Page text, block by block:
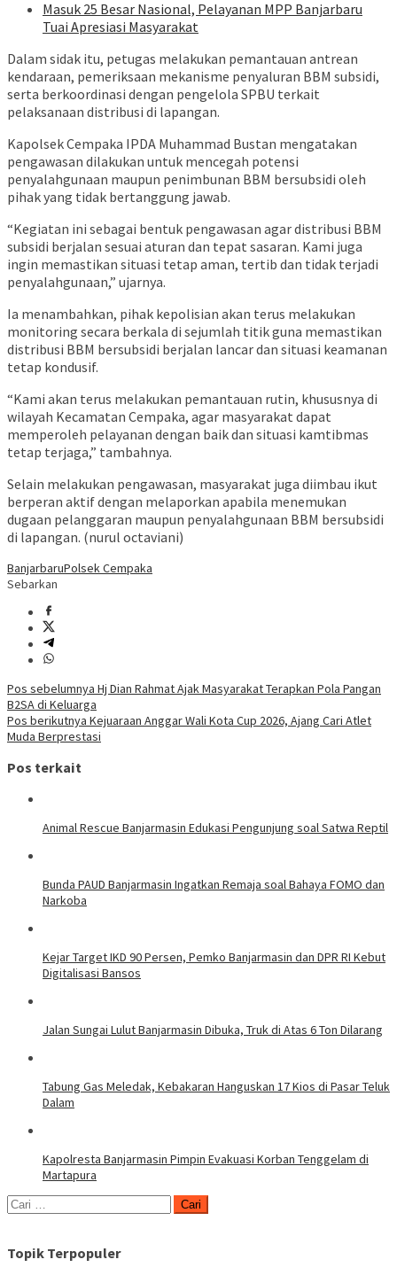
Masuk 25 Besar Nasional, Pelayanan MPP Banjarbaru
Tuai Apresiasi Masyarakat
Dalam sidak itu, petugas melakukan pemantauan antrean
kendaraan, pemeriksaan mekanisme penyaluran BBM subsidi,
serta berkoordinasi dengan pengelola SPBU terkait
pelaksanaan distribusi di lapangan.
Kapolsek Cempaka IPDA Muhammad Bustan mengatakan
pengawasan dilakukan untuk mencegah potensi
penyalahgunaan maupun penimbunan BBM bersubsidi oleh
pihak yang tidak bertanggung jawab.
“Kegiatan ini sebagai bentuk pengawasan agar distribusi BBM
subsidi berjalan sesuai aturan dan tepat sasaran. Kami juga
ingin memastikan situasi tetap aman, tertib dan tidak terjadi
penyalahgunaan,” ujarnya.
Ia menambahkan, pihak kepolisian akan terus melakukan
monitoring secara berkala di sejumlah titik guna memastikan
distribusi BBM bersubsidi berjalan lancar dan situasi keamanan
tetap kondusif.
“Kami akan terus melakukan pemantauan rutin, khususnya di
wilayah Kecamatan Cempaka, agar masyarakat dapat
memperoleh pelayanan dengan baik dan situasi kamtibmas
tetap terjaga,” tambahnya.
Selain melakukan pengawasan, masyarakat juga diimbau ikut
berperan aktif dengan melaporkan apabila menemukan
dugaan pelanggaran maupun penyalahgunaan BBM bersubsidi
di lapangan. (nurul octaviani)
BanjarbaruPolsek Cempaka
Sebarkan
Navigasi
pos
Pos sebelumnya Hj Dian Rahmat Ajak Masyarakat Terapkan Pola Pangan
B2SA di Keluarga
Pos berikutnya Kejuaraan Anggar Wali Kota Cup 2026, Ajang Cari Atlet
Muda Berprestasi
Pos terkait
Animal Rescue Banjarmasin Edukasi Pengunjung soal Satwa Reptil
Bunda PAUD Banjarmasin Ingatkan Remaja soal Bahaya FOMO dan
Narkoba
Kejar Target IKD 90 Persen, Pemko Banjarmasin dan DPR RI Kebut
Digitalisasi Bansos
Jalan Sungai Lulut Banjarmasin Dibuka, Truk di Atas 6 Ton Dilarang
Tabung Gas Meledak, Kebakaran Hanguskan 17 Kios di Pasar Teluk
Dalam
Kapolresta Banjarmasin Pimpin Evakuasi Korban Tenggelam di
Martapura
Cari
untuk:
Topik Terpopuler